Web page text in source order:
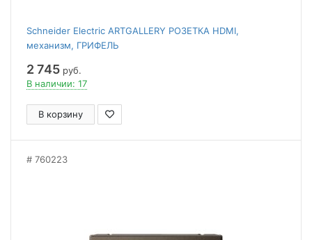
Schneider Electric ARTGALLERY РОЗЕТКА HDMI,
механизм, ГРИФЕЛЬ
2 745 руб.
В наличии: 17
В корзину
760223